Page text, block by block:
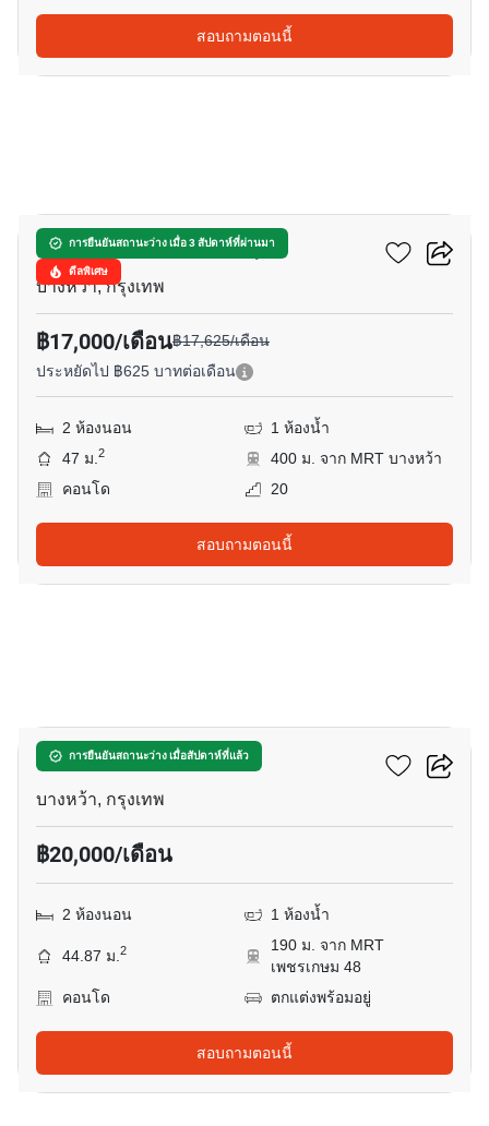
สอบถามตอนนี้
การยืนยันสถานะว่าง เมื่อ 3 สัปดาห์ที่ผ่านมา
ดีลพิเศษ
แอสปาย สาทร - ราชพฤกษ์
บางหว้า, กรุงเทพ
฿17,000/เดือน฿17,625/เดือน
ประหยัดไป ฿625 บาทต่อเดือน
2 ห้องนอน
1 ห้องน้ำ
47 ม.2
400 ม. จาก MRT บางหว้า
คอนโด
20
สอบถามตอนนี้
การยืนยันสถานะว่าง เมื่อสัปดาห์ที่แล้ว
เดอะ เบส เพชรเกษม
บางหว้า, กรุงเทพ
฿20,000/เดือน
2 ห้องนอน 1 ห้องน้ำ
44.87 ม.2
190 ม. จาก MRT
เพชรเกษม 48
คอนโด
ตกแต่งพร้อมอยู่
สอบถามตอนนี้